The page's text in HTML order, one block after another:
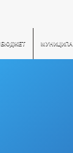
БЮДЖЕТ